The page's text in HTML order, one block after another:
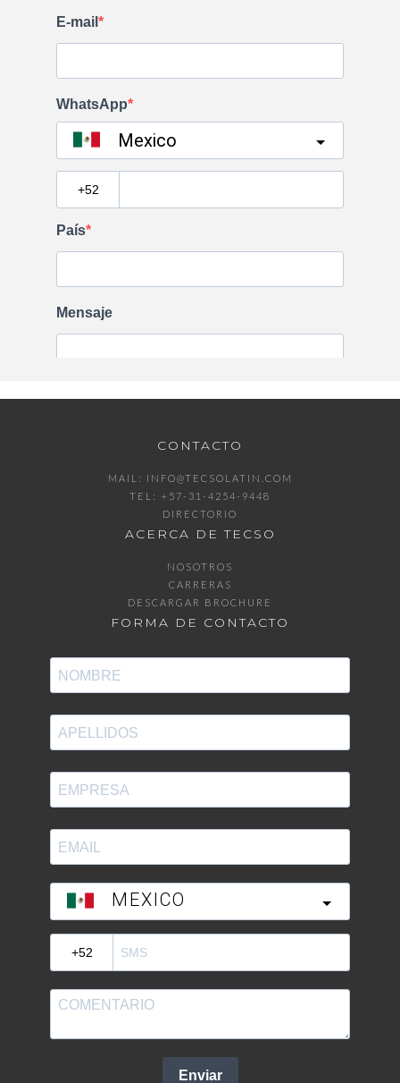
CONTACTO
MAIL:
INFO@TECSOLATIN.COM
TEL:
+57-31-4254-9448
DIRECTORIO
ACERCA DE TECSO
NOSOTROS
CARRERAS
DESCARGAR BROCHURE
FORMA DE CONTACTO
MEXICO
Enviar